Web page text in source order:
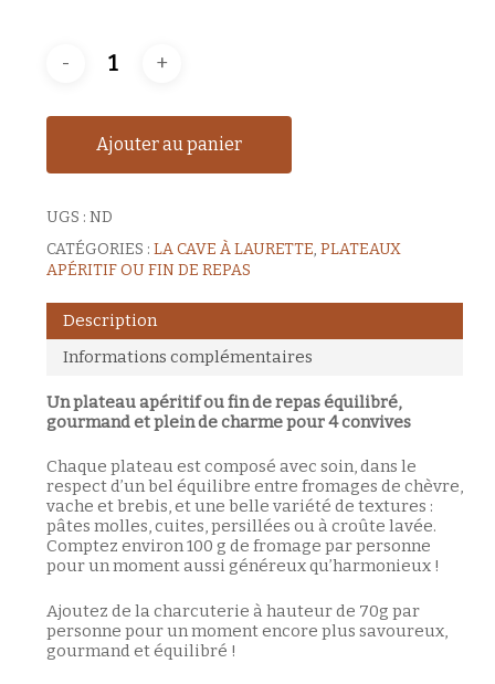
Ajouter au panier
UGS : ND
CATÉGORIES : LA CAVE À LAURETTE, PLATEAUX
APÉRITIF OU FIN DE REPAS
Description
Informations complémentaires
Un plateau apéritif ou fin de repas équilibré,
gourmand et plein de charme pour 4 convives
Chaque plateau est composé avec soin, dans le
respect d’un bel équilibre entre fromages de chèvre,
vache et brebis, et une belle variété de textures :
pâtes molles, cuites, persillées ou à croûte lavée.
Comptez environ 100 g de fromage par personne
pour un moment aussi généreux qu’harmonieux !
Ajoutez de la charcuterie à hauteur de 70g par
personne pour un moment encore plus savoureux,
gourmand et équilibré !